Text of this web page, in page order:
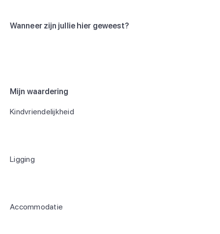
Wanneer zijn jullie hier geweest?
Mijn waardering
Kindvriendelijkheid
Ligging
Accommodatie